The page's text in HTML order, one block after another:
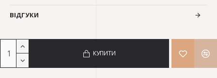
ВІДГУКИ
КУПИТИ